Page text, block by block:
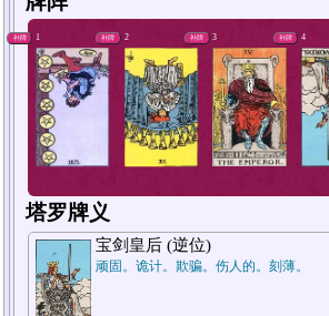
塔罗牌义
宝剑皇后 (逆位)
顽固。诡计。欺骗。伤人的。刻薄。